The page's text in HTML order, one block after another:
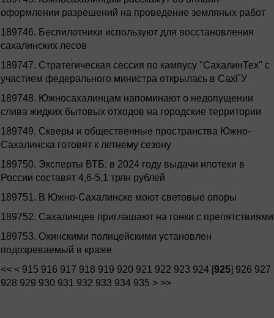
оформлении разрешений на проведение земляных работ
189746. Беспилотники используют для восстановления
сахалинских лесов
189747. Стратегическая сессия по кампусу "СахалинТех" с
участием федерального министра открылась в СахГУ
189748. Южносахалинцам напоминают о недопущении
слива жидких бытовых отходов на городские территории
189749. Скверы и общественные пространства Южно-
Сахалинска готовят к летнему сезону
189750. Эксперты ВТБ: в 2024 году выдачи ипотеки в
России составят 4,6-5,1 трлн рублей
189751. В Южно-Сахалинске моют световые опоры
189752. Сахалинцев приглашают на гонки с препятствиями
189753. Охинскими полицейскими установлен
подозреваемый в краже
<< < 915 916 917 918 919 920 921 922 923 924 [925] 926 927
928 929 930 931 932 933 934 935 > >>